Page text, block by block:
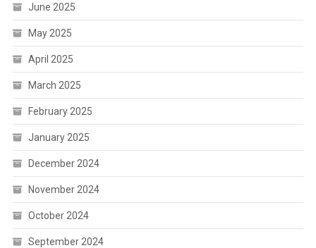
June 2025
May 2025
April 2025
March 2025
February 2025
January 2025
December 2024
November 2024
October 2024
September 2024